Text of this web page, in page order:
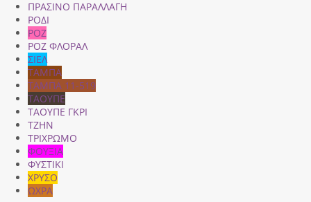
ΠΡΑΣΙΝΟ ΠΑΡΑΛΛΑΓΗ
ΡΟΔΙ
ΡΟΖ
ΡΟΖ ΦΛΟΡΑΛ
ΣΙΕΛ
ΤΑΜΠΑ
ΤΑΜΠΑ 11-519
ΤΑΟΥΠΕ
ΤΑΟΥΠΕ ΓΚΡΙ
ΤΖΗΝ
ΤΡΙΧΡΩΜΟ
ΦΟΥΞΙΑ
ΦΥΣΤΙΚΙ
ΧΡΥΣΟ
ΩΧΡΑ